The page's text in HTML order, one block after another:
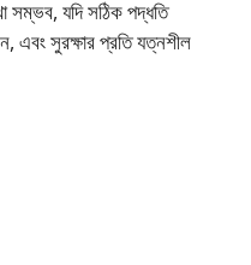
সম্ভব, যদি সঠিক পদ্ধতি
এবং সুরক্ষার প্রতি যত্নশীল